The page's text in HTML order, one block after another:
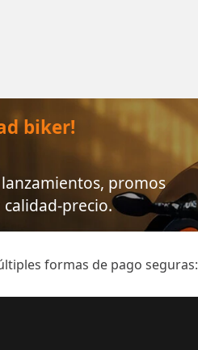
biker!
promos
precio.
formas de pago seguras: